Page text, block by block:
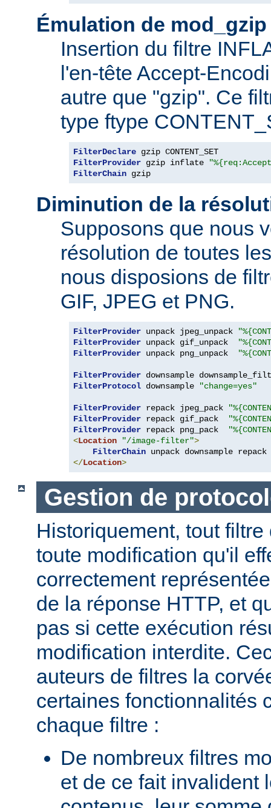
Émulation de
Insertion du filtre
l'en-tête Accept-
autre que "gzip". Ce
type ftype
FilterDeclare
FilterProvider gzip inflate
FilterChain gzip
Diminution de la
Supposons que nous
résolution de toutes
nous disposions de
GIF, JPEG et PNG.
FilterProvider unpack jpeg_unpack
FilterProvider unpack gif_unpack
FilterProvider unpack png_unpack
FilterProvider downsample
FilterProtocol downsample "change=yes"
FilterProvider repack jpeg_pack
FilterProvider repack gif_pack
FilterProvider repack png_pack
<Location "/image-filter">
FilterChain
</Location>
Gestion de
Historiquement, tout
toute modification qu'il
correctement
de la réponse HTTP, et
pas si cette exécution
modification interdite.
auteurs de filtres la
certaines fonctionnalités
chaque filtre :
De nombreux filtres
et de ce fait invalident